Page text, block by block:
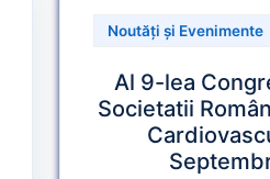
Noutăți și Evenimente
Al 9-lea
Societatii